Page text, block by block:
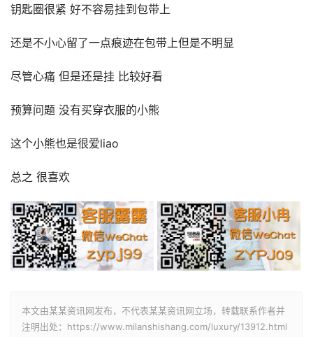
钥匙圈很紧 好不容易挂到包带上
还是不小心留了一点痕迹在包带上但是不明显
尽管心痛 但是还是挂 比较好看
预算问题 没有买穿衣服的小熊
这个小熊也是很爱liao
总之 很喜欢
本文由某某资讯网发布，不代表某某资讯网立场，转载联系作者并
注明出处：https://www.milanshishang.com/luxury/13912.html